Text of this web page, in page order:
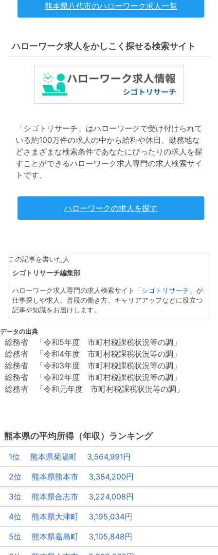
熊本県八代市のハローワーク求人一覧
ハローワーク求人をかしこく探せる検索サイト
「シゴトリサーチ」はハローワークで受け付けられて
いる約100万件の求人の中から給料や休日、勤務地な
どさまざまな検索条件であなたにぴったりの求人を探
すことができるハローワーク求人専門の求人検索サイ
トです。
ハローワークの求人を探す
この記事を書いた人
シゴトリサーチ編集部
ハローワーク求人専門の求人検索サイト「 シゴトリサーチ 」が
仕事探しや求人、普段の働き方、キャリアアップなどに役立つ
記事や知識をお届けします。
データの出典
総務省 「令和5年度 市町村税課税状況等の調」
総務省 「令和4年度 市町村税課税状況等の調」
総務省 「令和3年度 市町村税課税状況等の調」
総務省 「令和2年度 市町村税課税状況等の調」
総務省 「令和元年度 市町村税課税状況等の調」
熊本県の平均所得（年収）ランキング
1位 熊本県菊陽町 3,564,991円
2位 熊本県熊本市 3,384,200円
3位 熊本県合志市 3,224,008円
4位 熊本県大津町 3,195,034円
5位 熊本県嘉島町 3,105,848円